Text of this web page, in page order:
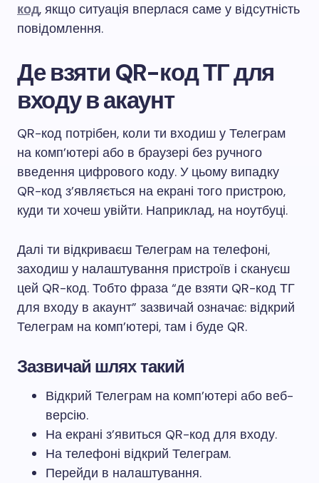
код, якщо ситуація вперлася саме у відсутність
повідомлення.
Де взяти QR-код ТГ для
входу в акаунт
QR-код потрібен, коли ти входиш у Телеграм
на комп’ютері або в браузері без ручного
введення цифрового коду. У цьому випадку
QR-код з’являється на екрані того пристрою,
куди ти хочеш увійти. Наприклад, на ноутбуці.
Далі ти відкриваєш Телеграм на телефоні,
заходиш у налаштування пристроїв і скануєш
цей QR-код. Тобто фраза “де взяти QR-код ТГ
для входу в акаунт” зазвичай означає: відкрий
Телеграм на комп’ютері, там і буде QR.
Зазвичай шлях такий
Відкрий Телеграм на комп’ютері або веб-
версію.
На екрані з’явиться QR-код для входу.
На телефоні відкрий Телеграм.
Перейди в налаштування.